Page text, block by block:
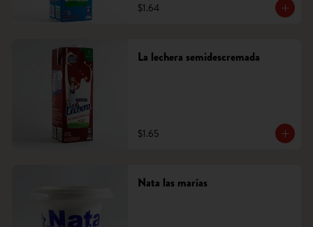
$1.64
La lechera semidescremada
$1.65
Nata las marías